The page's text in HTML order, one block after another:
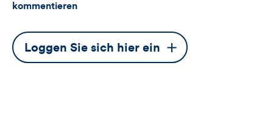
kommentieren
Dieser
Button
Loggen Sie sich hier ein